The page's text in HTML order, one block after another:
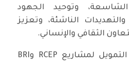
وتوحيد الجهود
الناشئة، وتعزيز
الثقافي والإنساني.
سيكون الكثير من التمويل لمشاريع RCEP وBRI